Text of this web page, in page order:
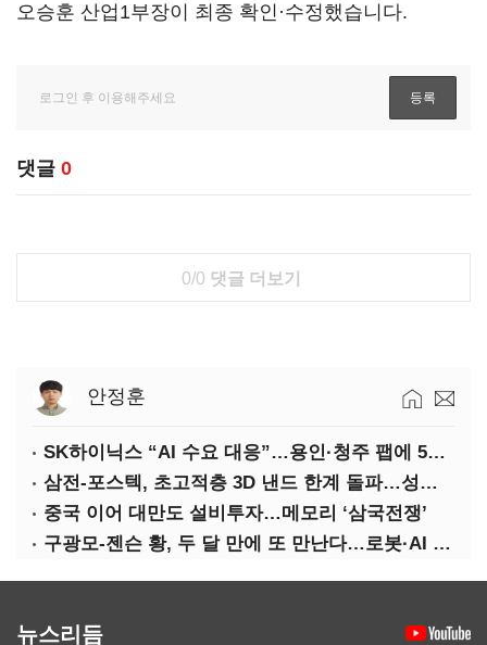
오승훈 산업1부장이 최종 확인·수정했습니다.
댓글 0
0/0 댓글 더보기
안정훈
SK하이닉스 “AI 수요 대응”…용인·청주 팹에 54조 투자
삼전-포스텍, 초고적층 3D 낸드 한계 돌파…성능·전력효율 개선
중국 이어 대만도 설비투자…메모리 ‘삼국전쟁’
구광모-젠슨 황, 두 달 만에 또 만난다…로봇·AI 등 논의
뉴스리듬